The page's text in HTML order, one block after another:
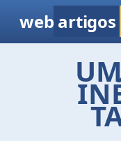
web artigos